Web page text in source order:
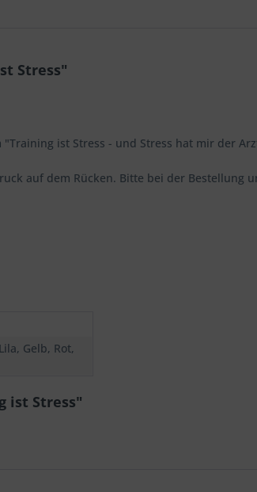
Stress"
ist Stress - und Stress hat mir der
auf dem Rücken. Bitte bei der Bestellung
Gelb, Rot,
ist Stress"